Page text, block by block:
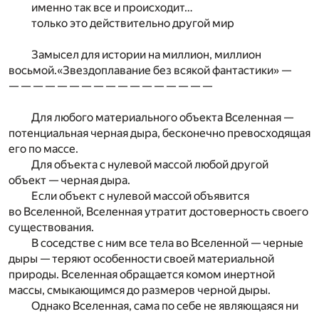
именно так все и происходит…
только это действительно другой мир
Замысел для истории на миллион, миллион
восьмой.«Звездоплавание без всякой фантастики» —
— — — — — — — — — — — — — — — — —
Для любого материального объекта Вселенная —
потенциальная черная дыра, бесконечно превосходящая
его по массе.
Для объекта с нулевой массой любой другой
объект — черная дыра.
Если объект с нулевой массой объявится
во Вселенной, Вселенная утратит достоверность своего
существования.
В соседстве с ним все тела во Вселенной — черные
дыры — теряют особенности своей материальной
природы. Вселенная обращается комом инертной
массы, смыкающимся до размеров черной дыры.
Однако Вселенная, сама по себе не являющаяся ни